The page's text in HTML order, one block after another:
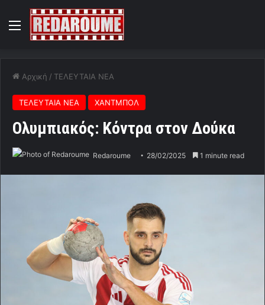
Menu
Αρχική / ΤΕΛΕΥΤΑΙΑ ΝΕΑ
ΤΕΛΕΥΤΑΙΑ ΝΕΑ ΧΑΝΤΜΠΟΛ
Ολυμπιακός: Κόντρα στον Δούκα
Redaroume 28/02/2025 1 minute read